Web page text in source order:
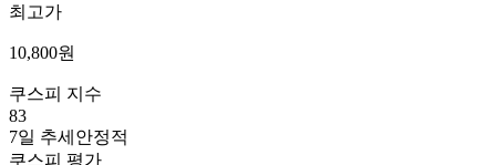
최고가
10,800원
쿠스피 지수
83
7일 추세 안정적
쿠스피 평가